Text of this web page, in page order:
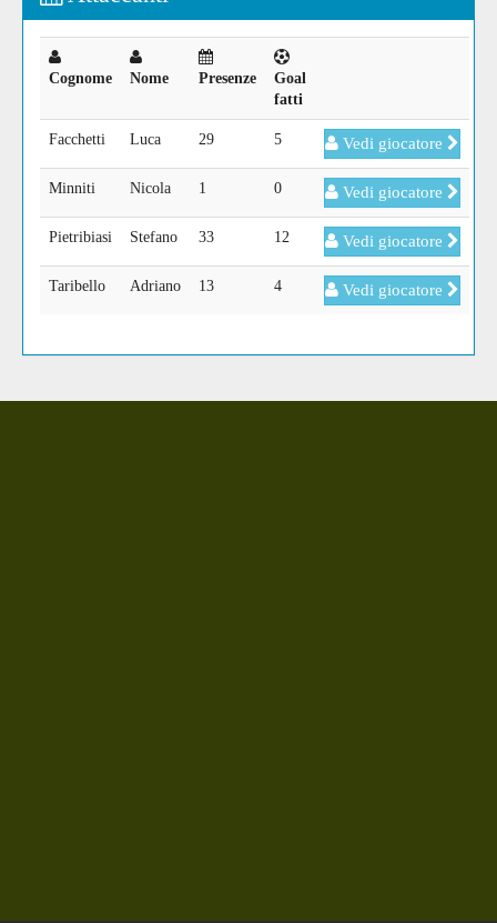
Cognome Nome Presenze
Goal
fatti
Facchetti Luca 29 5 Vedi giocatore
Minniti Nicola 1 0 Vedi giocatore
Pietribiasi Stefano 33 12 Vedi giocatore
Taribello Adriano 13 4 Vedi giocatore